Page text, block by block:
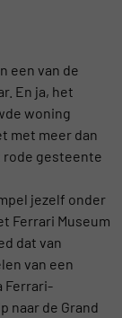
een van de
En ja, het
woning
met meer dan
rode gesteente
jezelf onder
Ferrari Museum
dat van
van een
Ferrari-
naar de Grand